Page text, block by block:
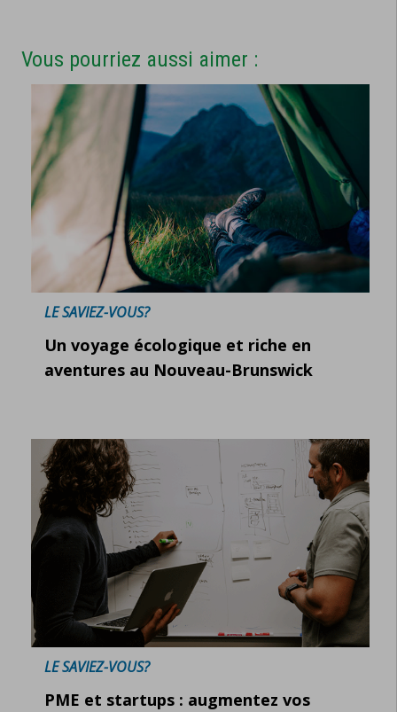
Vous pourriez aussi aimer :
LE SAVIEZ-VOUS?
Un voyage écologique et riche en
aventures au Nouveau-Brunswick
LE SAVIEZ-VOUS?
PME et startups : augmentez vos